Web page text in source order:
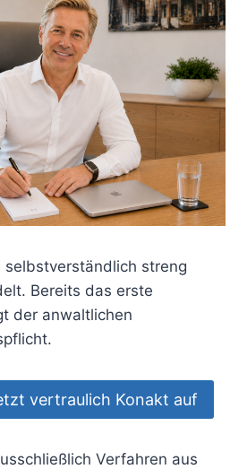
streng
Bereits das erste
der anwaltlichen
vertraulich Konakt auf
Verfahren aus